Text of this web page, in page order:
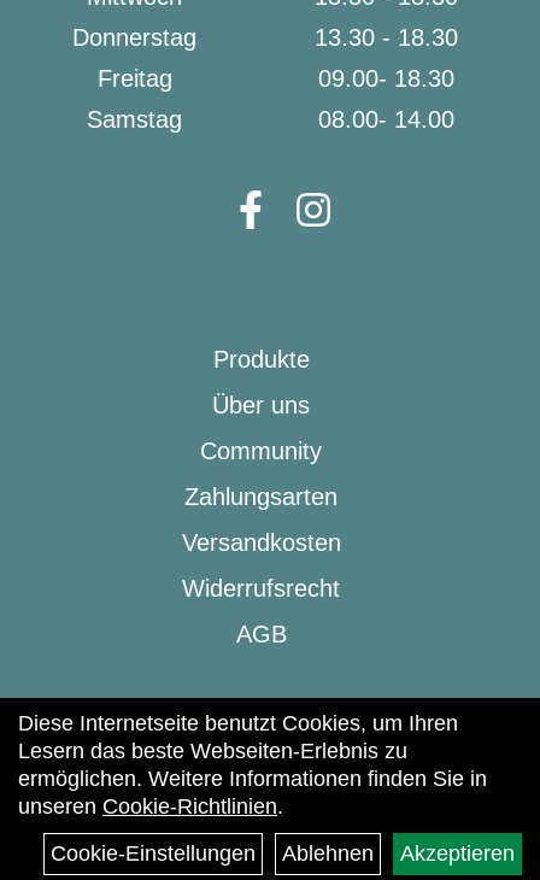
Donnerstag
13.30 - 18.30
Freitag
09.00- 18.30
Samstag
08.00- 14.00
Produkte
Über uns
Community
Zahlungsarten
Versandkosten
Widerrufsrecht
AGB
(c) 2025 | beic & Lifestyle
Datenschutz
Diese Internetseite benutzt Cookies, um Ihren
Lesern das beste Webseiten-Erlebnis zu
ermöglichen. Weitere Informationen finden Sie in
unseren Cookie-Richtlinien.
Cookie-Einstellungen
Ablehnen Akzeptieren